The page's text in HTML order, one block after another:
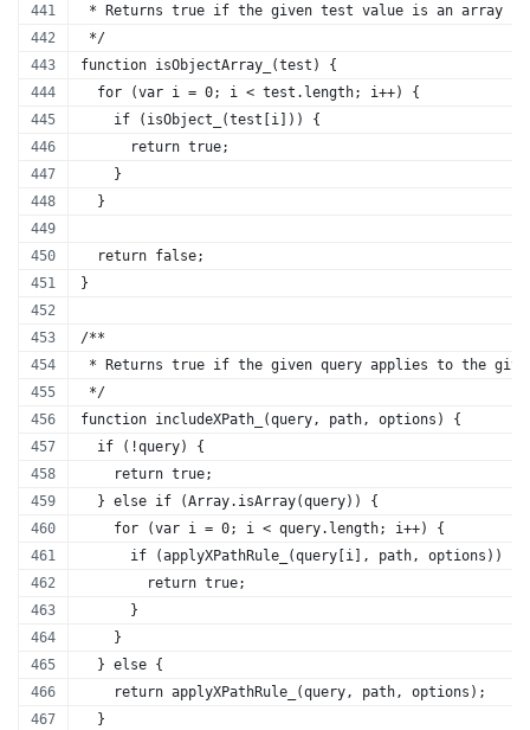
* Returns true if the given test value is an array
*/
function isObjectArray_(test) {
  for (var i = 0; i < test.length; i++) {
    if (isObject_(test[i])) {
      return true;
    }
  }
  return false;
}
/**
* Returns true if the given query applies to the
*/
function includeXPath_(query, path, options) {
  if (!query) {
    return true;
  } else if (Array.isArray(query)) {
    for (var i = 0; i < query.length; i++) {
      if (applyXPathRule_(query[i], path, options)) {
        return true;
      }
    }
  } else {
    return applyXPathRule_(query, path, options);
  }